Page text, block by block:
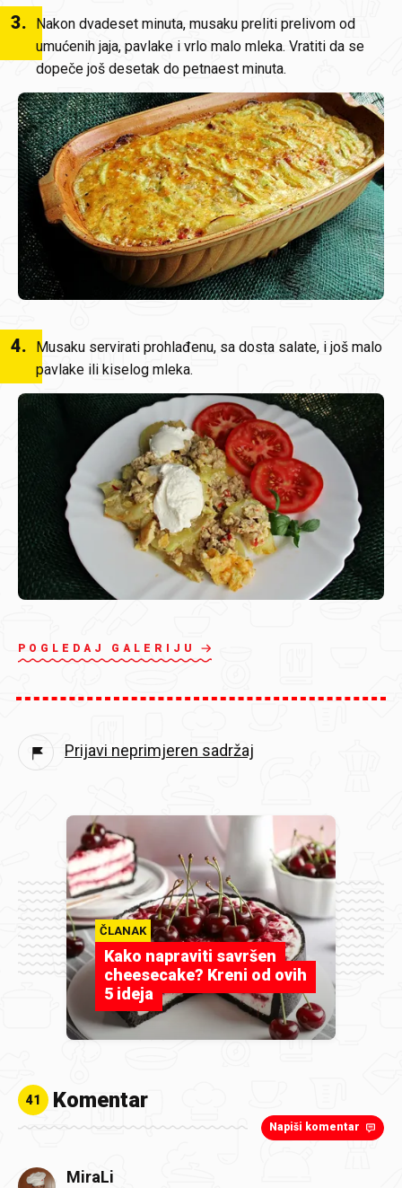
3.
Nakon dvadeset minuta, musaku preliti prelivom od
umućenih jaja, pavlake i vrlo malo mleka. Vratiti da se
dopeče još desetak do petnaest minuta.
4.
Musaku servirati prohlađenu, sa dosta salate, i još malo
pavlake ili kiselog mleka.
POGLEDAJ GALERIJU
Prijavi neprimjeren sadržaj
ČLANAK
Kako napraviti savršen
cheesecake? Kreni od ovih
5 ideja
41 Komentar
Napiši komentar
MiraLi